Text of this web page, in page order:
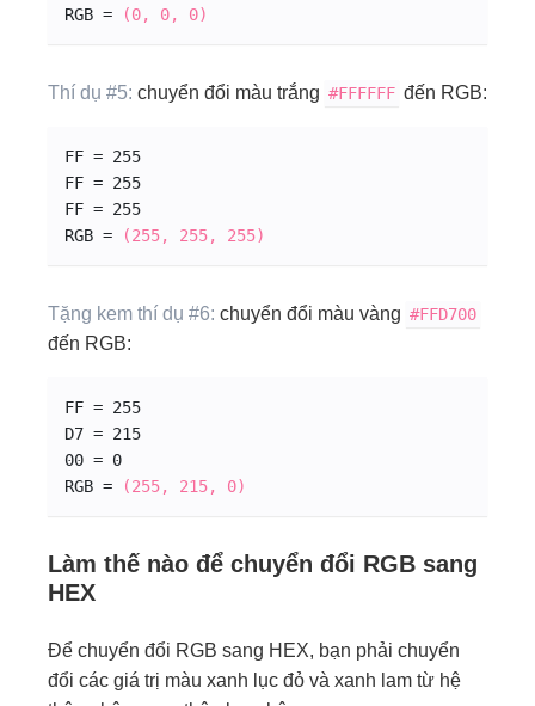
RGB =
(0, 0, 0)
Thí dụ #5: chuyển đổi màu trắng #FFFFFF đến RGB:
FF = 255
FF = 255
FF = 255
RGB =
(255, 255, 255)
Tặng kem thí dụ #6: chuyển đổi màu vàng #FFD700
đến RGB:
FF = 255
D7 = 215
00 = 0
RGB =
(255, 215, 0)
Làm thế nào để chuyển đổi RGB sang
HEX
Để chuyển đổi RGB sang HEX, bạn phải chuyển
đổi các giá trị màu xanh lục đỏ và xanh lam từ hệ